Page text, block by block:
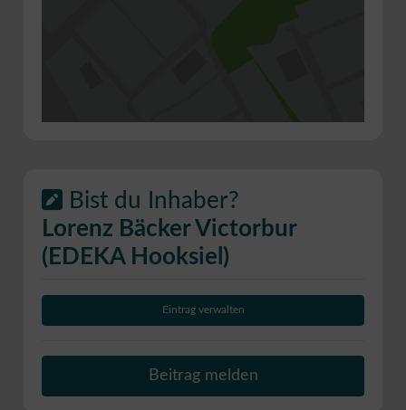
Bist du Inhaber?
Lorenz Bäcker Victorbur
(EDEKA Hooksiel)
Eintrag verwalten
Beitrag melden